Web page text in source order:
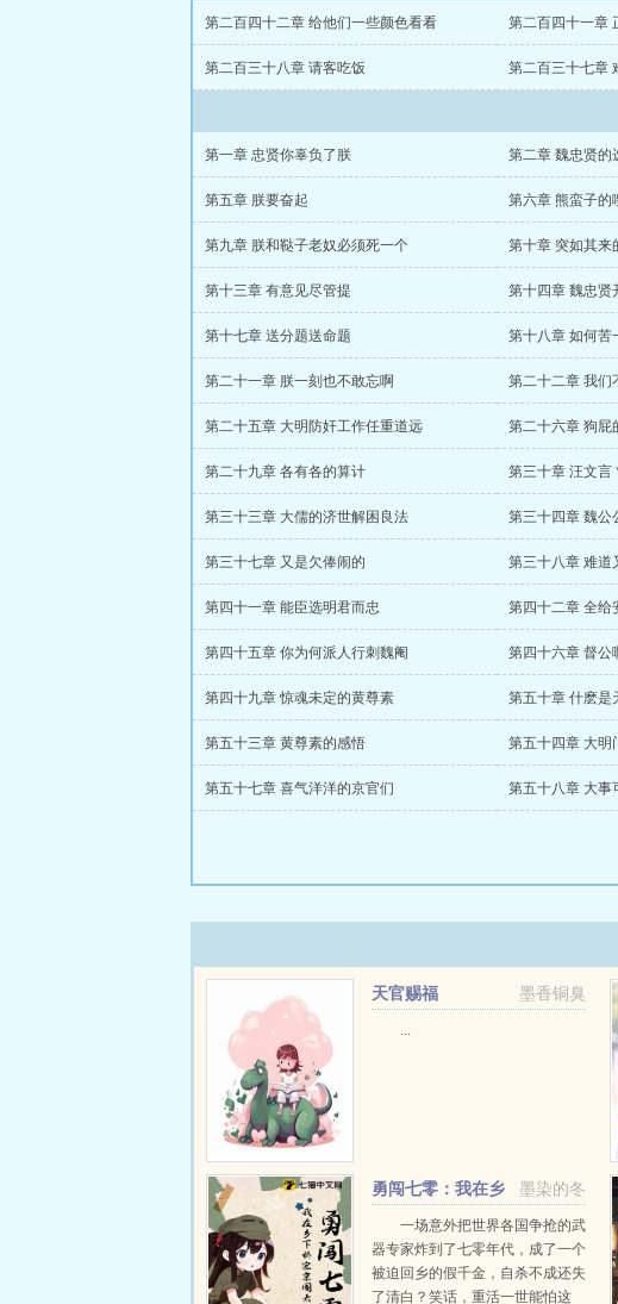
第二百四十二章 给他们一些颜色看看 第二百四十一章
第二百三十八章 请客吃饭 第二百三十七章
第一章 忠贤你辜负了朕 第二章 魏忠贤的
第五章 朕要奋起 第六章 熊蛮子的
第九章 朕和鞑子老奴必须死一个 第十章 突如其来
第十三章 有意见尽管提 第十四章 魏忠贤
第十七章 送分题送命题 第十八章 如何苦
第二十一章 朕一刻也不敢忘啊 第二十二章 我们
第二十五章 大明防奸工作任重道远 第二十六章 狗屁
第二十九章 各有各的算计 第三十章 汪文言
第三十三章 大儒的济世解困良法 第三十四章 魏公
第三十七章 又是欠俸闹的 第三十八章 难道
第四十一章 能臣选明君而忠 第四十二章 全给
第四十五章 你为何派人行刺魏阉 第四十六章 督公
第四十九章 惊魂未定的黄尊素 第五十章 什麽是
第五十三章 黄尊素的感悟 第五十四章 大明
第五十七章 喜气洋洋的京官们 第五十八章 大事
墨香铜臭
天官赐福
...
墨染的冬
勇闯七零：我在乡
下娇宠京圈太子爷
一场意外把世界各国争抢的武
器专家炸到了七零年代，成了一个
被迫回乡的假千金，自杀不成还失
了清白？笑话，重活一世能怕这